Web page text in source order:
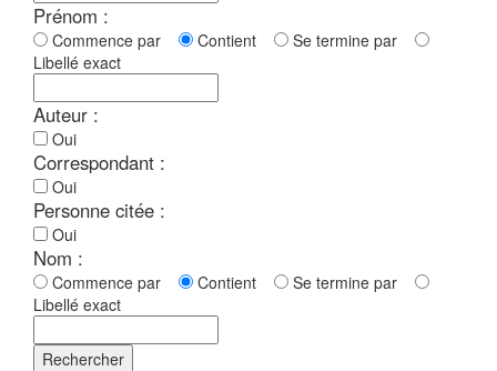
Prénom :
Commence par Contient
Se termine par
Libellé exact
Auteur :
Oui
Correspondant :
Oui
Personne citée :
Oui
Nom :
Commence par Contient
Se termine par
Libellé exact
Rechercher